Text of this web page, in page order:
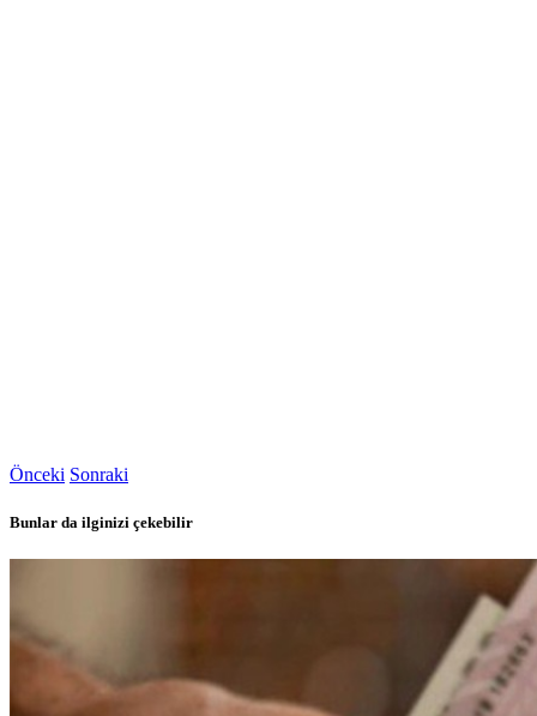
Önceki Sonraki
Bunlar da ilginizi çekebilir